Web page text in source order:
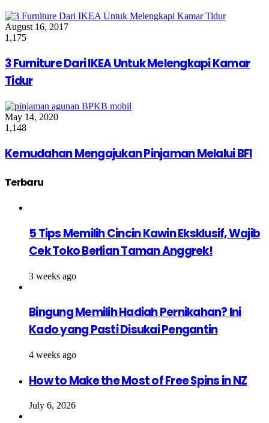
August 16, 2017
1,175
3 Furniture Dari IKEA Untuk Melengkapi Kamar
Tidur
May 14, 2020
1,148
Kemudahan Mengajukan Pinjaman Melalui BFI
Terbaru
5 Tips Memilih Cincin Kawin Eksklusif, Wajib
Cek Toko Berlian Taman Anggrek!
3 weeks ago
Bingung Memilih Hadiah Pernikahan? Ini
Kado yang Pasti Disukai Pengantin
4 weeks ago
How to Make the Most of Free Spins in NZ
July 6, 2026